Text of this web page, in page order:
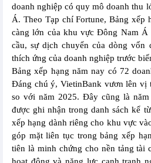
doanh nghiệp có quy mô doanh thu
Á. Theo Tạp chí Fortune, Bảng xếp
càng lớn của khu vực Đông Nam Á
cầu, sự dịch chuyển của dòng vốn
thích ứng của doanh nghiệp trước
Bảng xếp hạng năm nay có 72
Đáng chú ý, VietinBank vươn lên vị
so với năm 2025. Đây cũng là
được ghi nhận trong danh sách kể
xếp hạng dành riêng cho khu vực
góp mặt liên tục trong bảng xếp
tiên là minh chứng cho nền tảng tài
hoạt động và năng lực cạnh tranh